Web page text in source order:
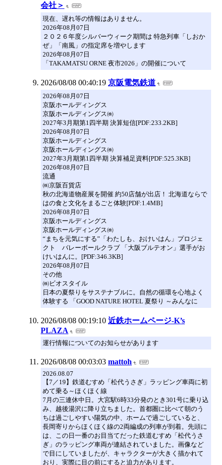
会社＞
現在、遅れ等の情報はありません。
2026年08月07日
２０２６年度シルバーウィーク期間は 特急列車「しおか
ぜ」「南風」の指定席を増やします
2026年08月07日
「TAKAMATSU ORNE 夜市2026」の開催について
2026/08/08 00:40:19 京阪電気鉄道
2026年08月07日
京阪ホールディングス
京阪ホールディングス㈱
2027年3月期第1四半期 決算短信[PDF:233.2KB]
2026年08月07日
京阪ホールディングス
京阪ホールディングス㈱
2027年3月期第1四半期 決算補足資料[PDF:525.3KB]
2026年08月07日
流通
㈱京阪百貨店
秋の北海道物産展を開催 約50店舗が出店！ 北海道ならで
はの食と文化をまるごと体験[PDF:1.4MB]
2026年08月07日
京阪ホールディングス
京阪ホールディングス㈱
“まちを元気にする”「わたしも、おけいはん」プロジェ
クト バレーボールクラブ 「大阪ブルテオン」選手がお
けいはんに。[PDF:346.3KB]
2026年08月07日
その他
㈱ビオスタイル
日本の夏祭りをサステナブルに。自然の循環を心地よく
体験する 「GOOD NATURE HOTEL 夏祭り ～みんなに
2026/08/08 00:19:10 近鉄ホームページ-K’s
PLAZA
運行情報についてのお知らせがあります
2026/08/08 00:03:03 mattoh
2026.08.07
【7／19】鉄道むすめ「松代うさぎ」ラッピング車両に初
めて乗る～ほくほく線
7月の三連休中日。大宮駅6時33分発のとき301号に乗り込
み、越後湯沢に降り立ちました。首都圏に比べて朝のう
ちは過ごしやすい陽気の中、ホームで過ごしていると、
長岡寄りからほくほく線の2両編成の列車が到着。先頭に
は、この日一番のお目当てだった鉄道むすめ「松代うさ
ぎ」のラッピング車両が連結されていました。画像など
で目にしていましたが、キャラクターが大きく描かれて
おり、実際に目の前にすると迫力があります。